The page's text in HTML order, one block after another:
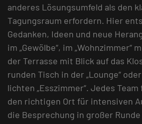
anderes Lösungsumfeld als den
Tagungsraum erfordern. Hier
Gedanken, Ideen und neue
im „Gewölbe“, im „Wohnzimmer“
der Terrasse mit Blick auf das
runden Tisch in der „Lounge“
lichten „Esszimmer“. Jedes
den richtigen Ort für intensiven
die Besprechung in großer